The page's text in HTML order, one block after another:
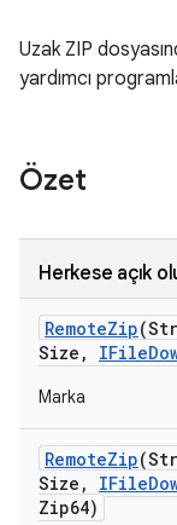
Uzak ZIP
yardımcı
Özet
Herkese açık
RemoteZip
Size , IFile
Marka
RemoteZip
Size , IFile
Zip64)